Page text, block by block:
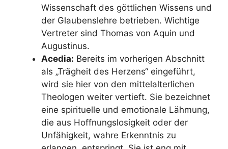
Wissenschaft des göttlichen Wissens und
der Glaubenslehre betrieben. Wichtige
Vertreter sind Thomas von Aquin und
Augustinus.
Acedia: Bereits im vorherigen Abschnitt
als „Trägheit des Herzens“ eingeführt,
wird sie hier von den mittelalterlichen
Theologen weiter vertieft. Sie bezeichnet
eine spirituelle und emotionale Lähmung,
die aus Hoffnungslosigkeit oder der
Unfähigkeit, wahre Erkenntnis zu